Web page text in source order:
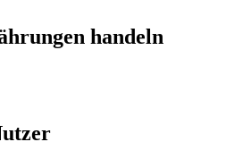
handeln